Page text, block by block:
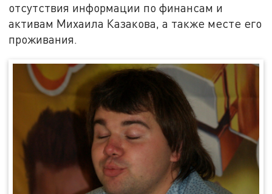
отсутствия информации по финансам и
активам Михаила Казакова, а также месте его
проживания.